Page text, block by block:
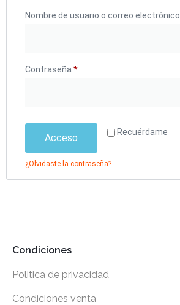
Nombre de usuario o correo electrónico
Contraseña *
Recuérdame
Acceso
¿Olvidaste la contraseña?
Condiciones
Politica de privacidad
Condiciones venta